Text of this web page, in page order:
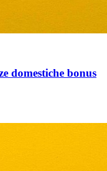
domestiche bonus